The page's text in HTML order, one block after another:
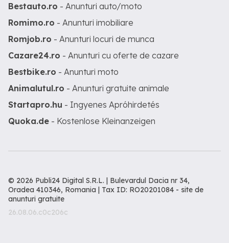
Bestauto.ro - Anunturi auto/moto
Romimo.ro - Anunturi imobiliare
Romjob.ro - Anunturi locuri de munca
Cazare24.ro - Anunturi cu oferte de cazare
Bestbike.ro - Anunturi moto
Animalutul.ro - Anunturi gratuite animale
Startapro.hu - Ingyenes Apróhirdetés
Quoka.de - Kostenlose Kleinanzeigen
© 2026 Publi24 Digital S.R.L. | Bulevardul Dacia nr 34,
Oradea 410346, Romania | Tax ID: RO20201084 - site de
anunturi gratuite
26.08.06.c0c206c